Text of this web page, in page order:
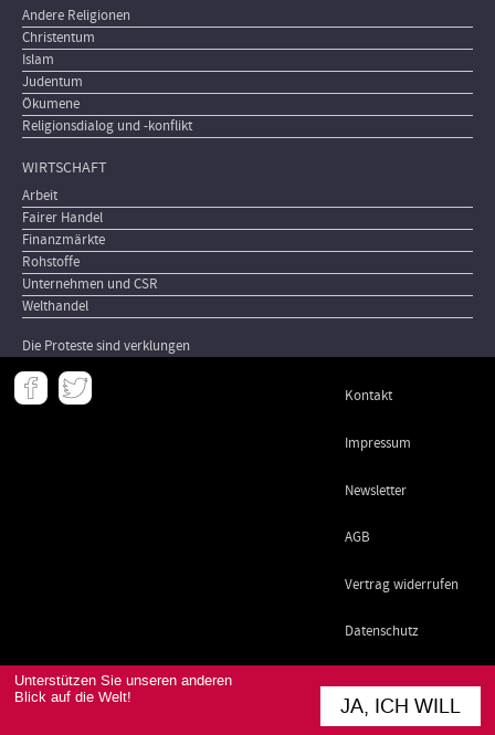
Unterstützen Sie unseren anderen
Blick auf die Welt!
JA, ICH WILL
Andere Religionen
Christentum
Islam
Judentum
Ökumene
Religionsdialog und -konflikt
WIRTSCHAFT
Arbeit
Fairer Handel
Finanzmärkte
Rohstoffe
Unternehmen und CSR
Welthandel
Die Proteste sind verklungen
Meta
- Kontakt
Impressum
Newsletter
AGB
Vertrag widerrufen
Datenschutz